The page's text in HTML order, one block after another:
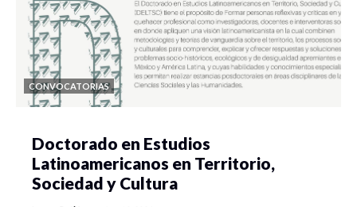
CONVOCATORIAS
Doctorado en Estudios
Latinoamericanos en Territorio,
Sociedad y Cultura